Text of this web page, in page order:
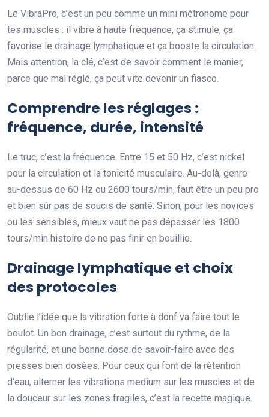
Le VibraPro, c’est un peu comme un mini métronome pour
tes muscles : il vibre à haute fréquence, ça stimule, ça
favorise le drainage lymphatique et ça booste la circulation.
Mais attention, la clé, c’est de savoir comment le manier,
parce que mal réglé, ça peut vite devenir un fiasco.
Comprendre les réglages :
fréquence, durée, intensité
Le truc, c’est la fréquence. Entre 15 et 50 Hz, c’est nickel
pour la circulation et la tonicité musculaire. Au-delà, genre
au-dessus de 60 Hz ou 2600 tours/min, faut être un peu pro
et bien sûr pas de soucis de santé. Sinon, pour les novices
ou les sensibles, mieux vaut ne pas dépasser les 1800
tours/min histoire de ne pas finir en bouillie.
Drainage lymphatique et choix
des protocoles
Oublie l’idée que la vibration forte à donf va faire tout le
boulot. Un bon drainage, c’est surtout du rythme, de la
régularité, et une bonne dose de savoir-faire avec des
presses bien dosées. Pour ceux qui font de la rétention
d’eau, alterner les vibrations medium sur les muscles et de
la douceur sur les zones fragiles, c’est la recette magique.